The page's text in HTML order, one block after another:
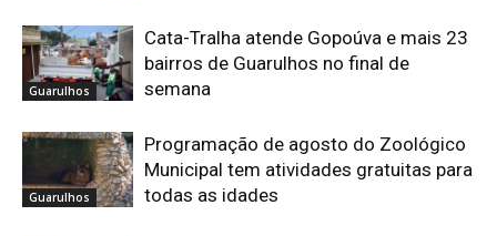
Guarulhos
Cata-Tralha atende Gopoúva e mais 23
bairros de Guarulhos no final de
semana
Guarulhos
Programação de agosto do Zoológico
Municipal tem atividades gratuitas para
todas as idades